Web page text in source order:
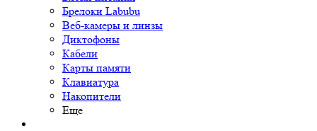
Брелоки Labubu
Веб-камеры и линзы
Диктофоны
Кабели
Карты памяти
Клавиатура
Накопители
Еще